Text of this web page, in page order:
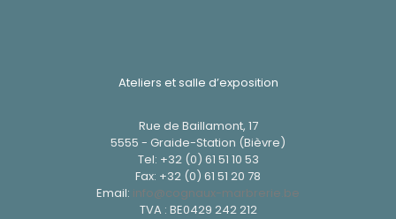
Ateliers et salle d’exposition
Rue de Baillamont, 17
5555 - Graide-Station (Bièvre)
Tel: +32 (0) 61 51 10 53
Fax: +32 (0) 61 51 20 78
Email: info@cognaux-marbrerie.be
TVA : BE0429 242 212